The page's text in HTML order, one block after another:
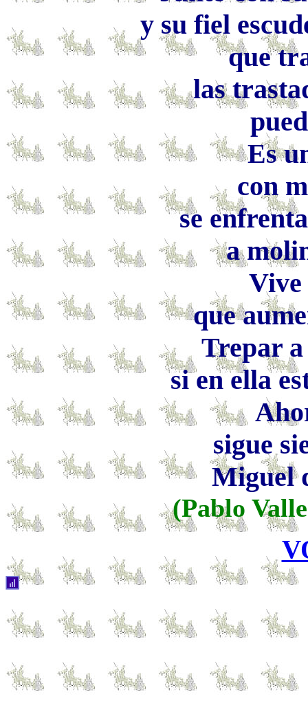
y su fiel
que
las
Es
con
se
a
Vive
que
Trepar
si en ella
sigue
Miguel
(Pablo